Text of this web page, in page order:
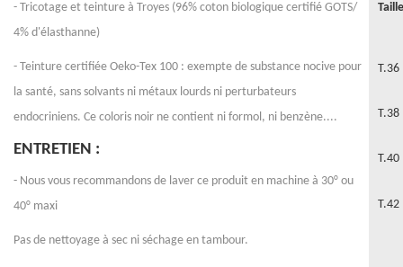
- Tricotage et teinture à Troyes (96% coton biologique certifié GOTS/
4% d'élasthanne)
- Teinture certifiée Oeko-Tex 100 : exempte de substance nocive pour
la santé, sans solvants ni métaux lourds ni perturbateurs
endocriniens. Ce coloris noir ne contient ni formol, ni benzène....
ENTRETIEN :
- Nous vous recommandons de laver ce produit en machine à 30° ou
40° maxi
Pas de nettoyage à sec ni séchage en tambour.
Taille
T.36
T.38
T.40
T.42